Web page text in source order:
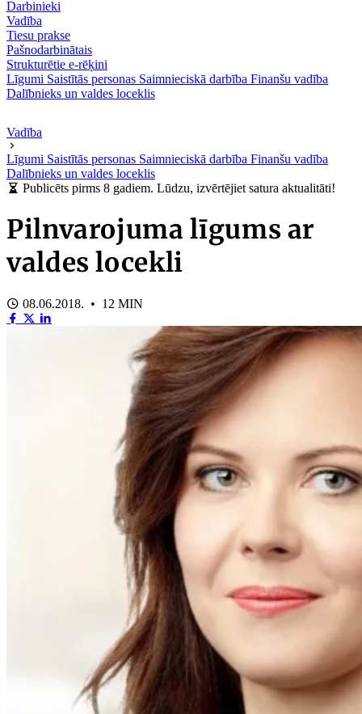
Darbinieki
Vadība
Tiesu prakse
Pašnodarbinātais
Strukturētie e-rēķini
Līgumi Saistītās personas Saimnieciskā darbība Finanšu vadība
Dalībnieks un valdes loceklis
Vadība
Līgumi Saistītās personas Saimnieciskā darbība Finanšu vadība
Dalībnieks un valdes loceklis
Publicēts pirms 8 gadiem. Lūdzu, izvērtējiet satura aktualitāti!
Pilnvarojuma līgums ar
valdes locekli
08.06.2018. • 12 MIN